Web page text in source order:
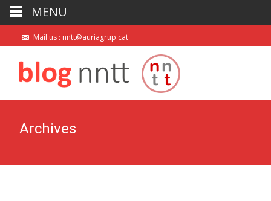
Mail us : nntt@auriagrup.cat
Archives
MENU